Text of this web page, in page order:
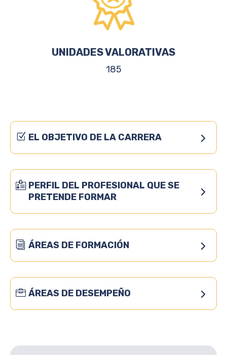
UNIDADES VALORATIVAS
185
EL OBJETIVO DE LA CARRERA
PERFIL DEL PROFESIONAL QUE SE
PRETENDE FORMAR
ÁREAS DE FORMACIÓN
ÁREAS DE DESEMPEÑO